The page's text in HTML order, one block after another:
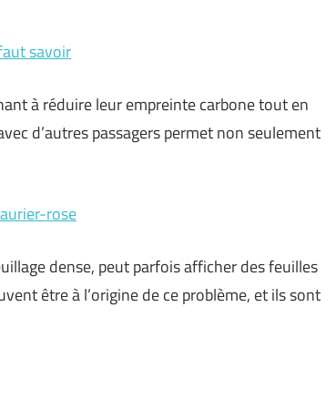
savoir
à réduire leur empreinte carbone tout en
d’autres passagers permet non seulement
rose
dense, peut parfois afficher des feuilles
être à l’origine de ce problème, et ils sont